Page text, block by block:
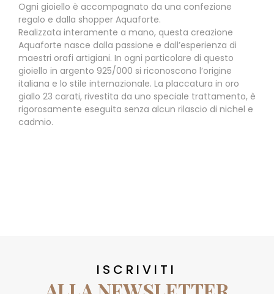
Ogni gioiello è accompagnato da una confezione
regalo e dalla shopper Aquaforte.
Realizzata interamente a mano, questa creazione
Aquaforte nasce dalla passione e dall’esperienza di
maestri orafi artigiani. In ogni particolare di questo
gioiello in argento 925/000 si riconoscono l’origine
italiana e lo stile internazionale. La placcatura in oro
giallo 23 carati, rivestita da uno speciale trattamento, è
rigorosamente eseguita senza alcun rilascio di nichel e
cadmio.
ISCRIVITI